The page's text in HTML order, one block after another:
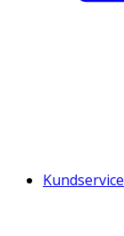
Kundservice